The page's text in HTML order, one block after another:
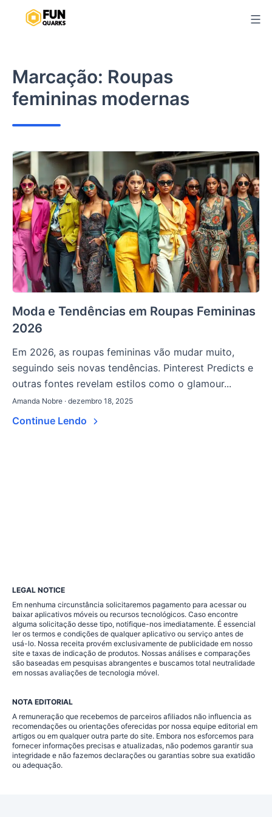
Marcação: Roupas
femininas modernas
Moda e Tendências em Roupas Femininas
2026
Em 2026, as roupas femininas vão mudar muito,
seguindo seis novas tendências. Pinterest Predicts e
outras fontes revelam estilos como o glamour...
Amanda Nobre · dezembro 18, 2025
Continue Lendo
LEGAL NOTICE
Em nenhuma circunstância solicitaremos pagamento para acessar ou
baixar aplicativos móveis ou recursos tecnológicos. Caso encontre
alguma solicitação desse tipo, notifique-nos imediatamente. É essencial
ler os termos e condições de qualquer aplicativo ou serviço antes de
usá-lo. Nossa receita provém exclusivamente de publicidade em nosso
site e taxas de indicação de produtos. Nossas análises e comparações
são baseadas em pesquisas abrangentes e buscamos total neutralidade
em nossas avaliações de tecnologia móvel.
NOTA EDITORIAL
A remuneração que recebemos de parceiros afiliados não influencia as
recomendações ou orientações oferecidas por nossa equipe editorial em
artigos ou em qualquer outra parte do site. Embora nos esforcemos para
fornecer informações precisas e atualizadas, não podemos garantir sua
integridade e não fazemos declarações ou garantias sobre sua exatidão
ou adequação.